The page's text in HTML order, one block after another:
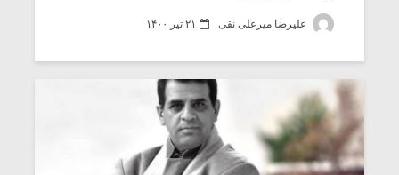
علیرضا میرعلی نقی ۲۱ تیر ۱۴۰۰